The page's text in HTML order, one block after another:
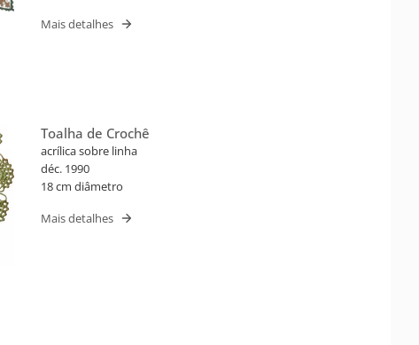
Mais detalhes
Toalha de Crochê
acrílica sobre linha
déc. 1990
18 cm diâmetro
Mais detalhes